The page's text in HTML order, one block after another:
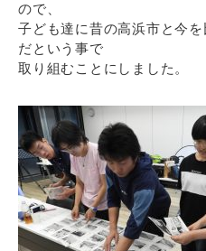
ので、
子ども達に昔の高浜市と今
だという事で
取り組むことにしました。